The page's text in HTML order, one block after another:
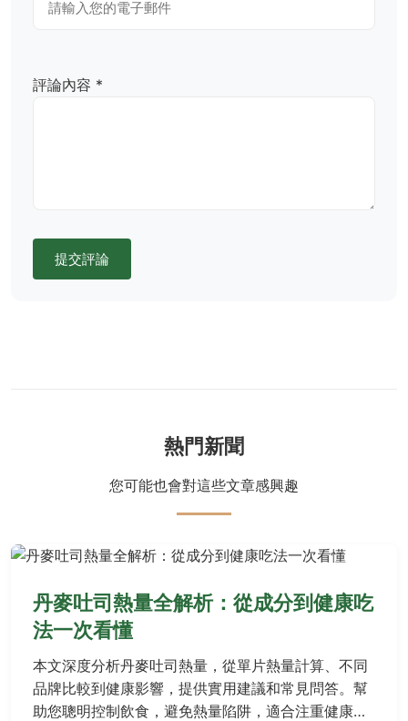
評論內容 *
提交評論
熱門新聞
您可能也會對這些文章感興趣
丹麥吐司熱量全解析：從成分到健康吃
法一次看懂
本文深度分析丹麥吐司熱量，從單片熱量計算、不同
品牌比較到健康影響，提供實用建議和常見問答。幫
助您聰明控制飲食，避免熱量陷阱，適合注重健康與